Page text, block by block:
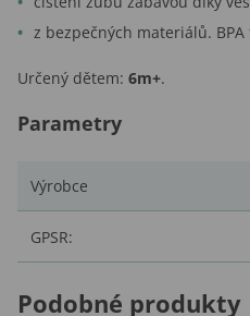
z bezpečných materiálů. BPA
Určený dětem: 6m+.
Parametry
Výrobce
GPSR:
Podobné produkty